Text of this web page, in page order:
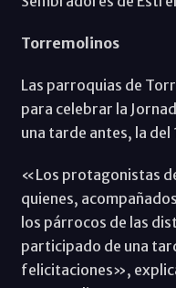
Torremolinos
Las parroquias de
para celebrar la
una tarde antes, la del
«Los protagonistas
quienes,
los párrocos de las
participado de una
felicitaciones»,